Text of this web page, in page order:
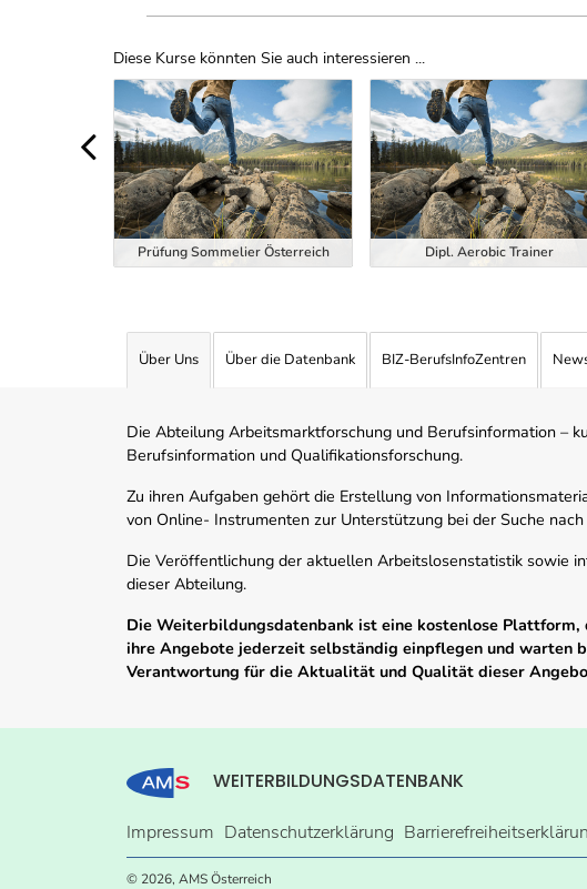
Diese Kurse könnten Sie auch interessieren ...
Uber Weiterbildungsvorschläge
Prüfung Sommelier Österreich Dipl. Aerobic Trainer
Über Uns Über die Datenbank BIZ-BerufsInfoZentren
Die Abteilung Arbeitsmarktforschung und Berufsinformation –
Berufsinformation und Qualifikationsforschung.
Zu ihren Aufgaben gehört die Erstellung von
von Online- Instrumenten zur Unterstützung bei der Suche
Die Veröffentlichung der aktuellen Arbeitslosenstatistik sowie
dieser Abteilung.
Die Weiterbildungsdatenbank ist eine kostenlose
ihre Angebote jederzeit selbständig einpflegen und warten
Verantwortung für die Aktualität und Qualität dieser
WEITERBILDUNGSDATENBANK
Impressum Datenschutzerklärung
© 2026, AMS Österreich